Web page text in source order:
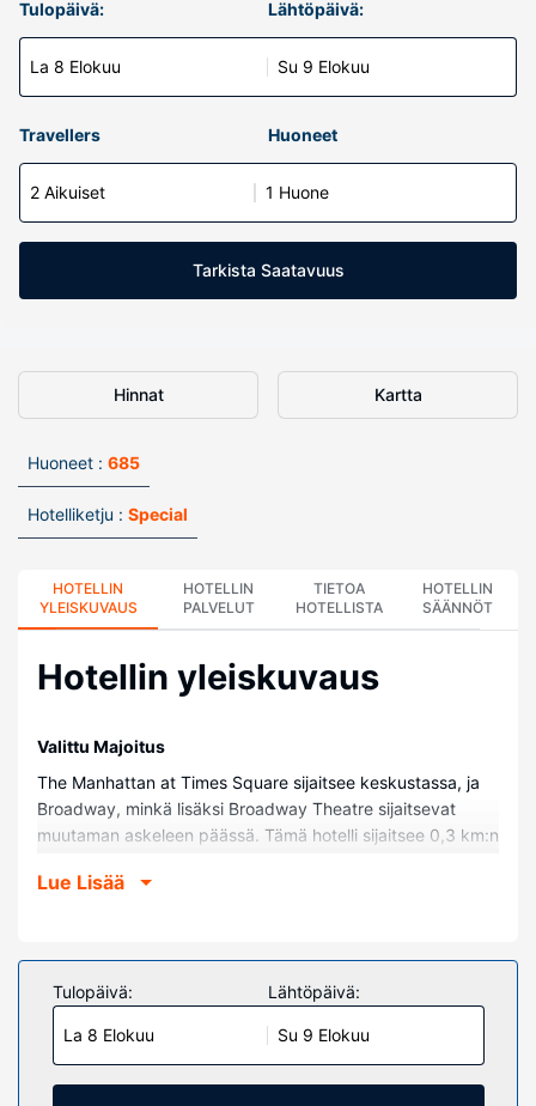
Tulopäivä:
La 8 Elokuu
Lähtöpäivä:
Su 9 Elokuu
Travellers Huoneet
2 Aikuiset 1 Huone
Tarkista Saatavuus
Hinnat Kartta
Huoneet : 685
Hotelliketju : Special
HOTELLIN
YLEISKUVAUS
HOTELLIN
PALVELUT
TIETOA
HOTELLISTA
HOTELLIN
SÄÄNNÖT
Hotellin yleiskuvaus
Valittu Majoitus
The Manhattan at Times Square sijaitsee keskustassa, ja
Broadway, minkä lisäksi Broadway Theatre sijaitsevat
muutaman askeleen päässä. Tämä hotelli sijaitsee 0,3 km:n
kohteesta Times Square.
Kaikkien 685 huoneen varusteluun kuuluu taulutelevisio.
Huoneiden pillowtop-patjallisissa sängyissä on ylelliset
vuodevaatteet. Mukavuuksiin kuuluu kaapelikanavat sekä
ilmainen langaton internetyhteys. Kylpyhuoneesta löytyy
designer-hygieniatuotteet ja hiustenkuivaaja.
Lue Lisää
Tulopäivä:
La 8 Elokuu
Lähtöpäivä:
Su 9 Elokuu